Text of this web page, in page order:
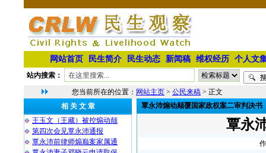
网站首页 民生简介 民生动态 新闻稿 维权经历 个人文
站内搜索：
您当前所在的位置： 网站主页 > 公民来稿 > 正文
相 关 文 章
王玉文（王藏）被控煽动颠
第四次会见覃永沛通报
覃永沛前律师煽巅案家属通
覃永沛煽动颠覆国家政权案二审判决书
覃永